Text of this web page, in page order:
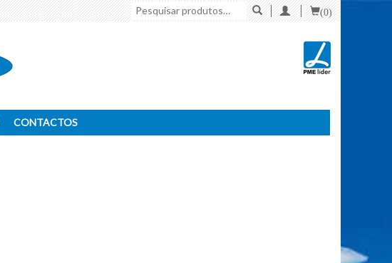
Pesquisar
por:
(0)
CONTACTOS